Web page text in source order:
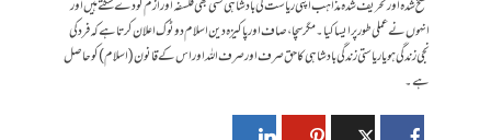
مسخ شدہ اور تحریف شدہ مذاہب اپنی ریاست کی بادشاہی کسی بھی فلسفہ اور ازم کو دے سکتے ہیں اور
انہوں نے عملی طور پر ایسا کیا۔ مگر سچا ، صاف اور پاکیزہ دین اسلام دو ٹوک اعلان کرتا ہے کہ فرد کی
نجی زندگی ہو یا ریاستی زندگی بادشاہی کا حق صرف اور صرف اللہ اور اس کے قانون (اسلام )کو حاصل
ہے۔